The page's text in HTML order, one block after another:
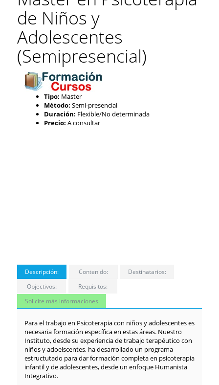
de Niños y
Adolescentes
(Semipresencial)
Tipo: Master
Método: Semi-presencial
Duración: Flexible/No determinada
Precio: A consultar
Descripción: Contenido:
Destinatarios:
Objectivos:
Requisitos:
Solicite más informaciones
Para el trabajo en Psicoterapia con niños y adolescentes es
necesaria formación específica en estas áreas. Nuestro
Instituto, desde su experiencia de trabajo terapéutico con
niños y adoelscentes, ha desarrollado un programa
estructutado para dar formación completa en psicoterapia
infantil y de adolescentes, desde un enfoque Humanista
Integrativo.